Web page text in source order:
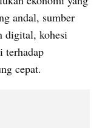
andal, sumber
digital, kohesi
terhadap
cepat.